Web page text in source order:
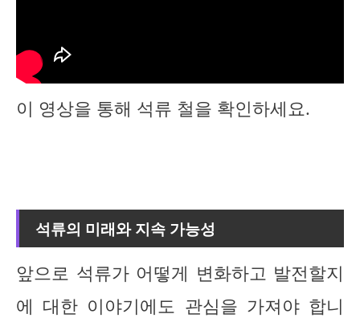
이 영상을 통해 석류 철을 확인하세요.
석류의 미래와 지속 가능성
앞으로 석류가 어떻게 변화하고 발전할지
에 대한 이야기에도 관심을 가져야 합니